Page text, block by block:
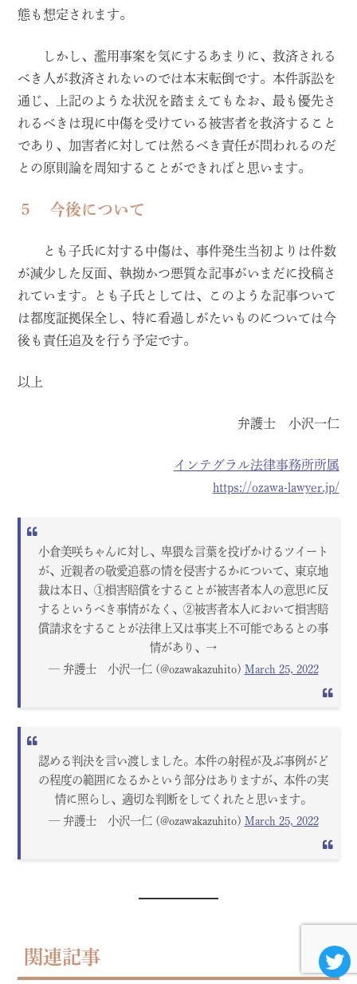
態も想定されます。
しかし、濫用事案を気にするあまりに、救済される
べき人が救済されないのでは本末転倒です。本件訴訟を
通じ、上記のような状況を踏まえてもなお、最も優先さ
れるべきは現に中傷を受けている被害者を救済すること
であり、加害者に対しては然るべき責任が問われるのだ
との原則論を周知することができればと思います。
５ 今後について
とも子氏に対する中傷は、事件発生当初よりは件数
が減少した反面、執拗かつ悪質な記事がいまだに投稿さ
れています。とも子氏としては、このような記事ついて
は都度証拠保全し、特に看過しがたいものについては今
後も責任追及を行う予定です。
以上
弁護士 小沢一仁
インテグラル法律事務所所属
https://ozawa-lawyer.jp/
小倉美咲ちゃんに対し、卑猥な言葉を投げかけるツイート
が、近親者の敬愛追慕の情を侵害するかについて、東京地
裁は本日、①損害賠償をすることが被害者本人の意思に反
するというべき事情がなく、②被害者本人において損害賠
償請求をすることが法律上又は事実上不可能であるとの事
情があり、→
— 弁護士 小沢一仁 (@ozawakazuhito) March 25, 2022
認める判決を言い渡しました。本件の射程が及ぶ事例がど
の程度の範囲になるかという部分はありますが、本件の実
情に照らし、適切な判断をしてくれたと思います。
— 弁護士 小沢一仁 (@ozawakazuhito) March 25, 2022
関連記事